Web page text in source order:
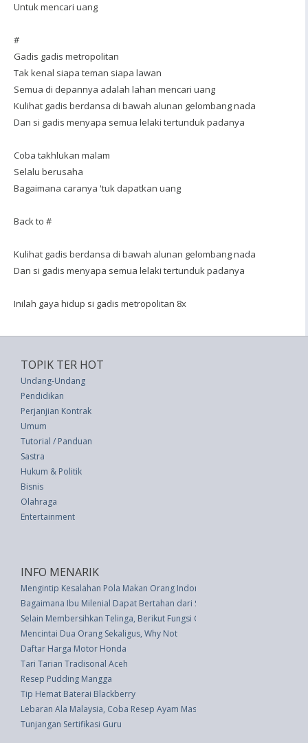
Untuk mencari uang
#
Gadis gadis metropolitan
Tak kenal siapa teman siapa lawan
Semua di depannya adalah lahan mencari uang
Kulihat gadis berdansa di bawah alunan gelombang nada
Dan si gadis menyapa semua lelaki tertunduk padanya
Coba takhlukan malam
Selalu berusaha
Bagaimana caranya 'tuk dapatkan uang
Back to #
Kulihat gadis berdansa di bawah alunan gelombang nada
Dan si gadis menyapa semua lelaki tertunduk padanya
Inilah gaya hidup si gadis metropolitan 8x
TOPIK TER HOT
Undang-Undang
Pendidikan
Perjanjian Kontrak
Umum
Tutorial / Panduan
Sastra
Hukum & Politik
Bisnis
Olahraga
Entertainment
INFO MENARIK
Mengintip Kesalahan Pola Makan Orang Indonesia
Bagaimana Ibu Milenial Dapat Bertahan dari Stres Pandemi
Selain Membersihkan Telinga, Berikut Fungsi Ganda Cotton Buds untuk
Mencintai Dua Orang Sekaligus, Why Not
Daftar Harga Motor Honda
Tari Tarian Tradisonal Aceh
Resep Pudding Mangga
Tip Hemat Baterai Blackberry
Lebaran Ala Malaysia, Coba Resep Ayam Masak Merah
Tunjangan Sertifikasi Guru